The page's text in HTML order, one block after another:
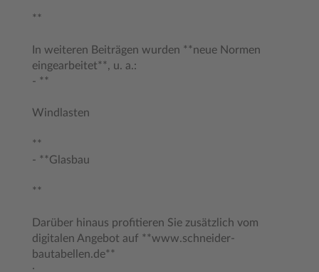
**
In weiteren Beiträgen wurden **neue Normen
eingearbeitet**, u. a.:
- **
Windlasten
**
- **Glasbau
**
Darüber hinaus profitieren Sie zusätzlich vom
digitalen Angebot auf **www.schneider-
bautabellen.de**